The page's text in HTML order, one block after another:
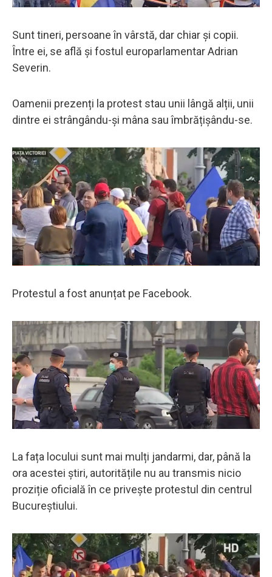
Sunt tineri, persoane în vârstă, dar chiar și copii.
Între ei, se află și fostul europarlamentar Adrian
Severin.
Oamenii prezenți la protest stau unii lângă alții, unii
dintre ei strângându-și mâna sau îmbrățișându-se.
Protestul a fost anunțat pe Facebook.
La fața locului sunt mai mulți jandarmi, dar, până la
ora acestei știri, autoritățile nu au transmis nicio
proziție oficială în ce privește protestul din centrul
Bucureștiului.